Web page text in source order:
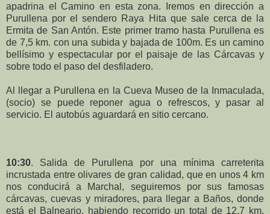
apadrina el Camino en esta zona. Iremos en dirección a
Purullena por el sendero Raya Hita que sale cerca de la
Ermita de San Antón. Este primer tramo hasta Purullena es
de 7,5 km. con una subida y bajada de 100m. Es un camino
bellísimo y espectacular por el paisaje de las Cárcavas y
sobre todo el paso del desfiladero.
Al llegar a Purullena en la Cueva Museo de la Inmaculada,
(socio) se puede reponer agua o refrescos, y pasar al
servicio. El autobús aguardará en sitio cercano.
10:30. Salida de Purullena por una mínima carreterita
incrustada entre olivares de gran calidad, que en unos 4 km
nos conducirá a Marchal, seguiremos por sus famosas
cárcavas, cuevas y miradores, para llegar a Baños, donde
está el Balneario, habiendo recorrido un total de 12,7 km.